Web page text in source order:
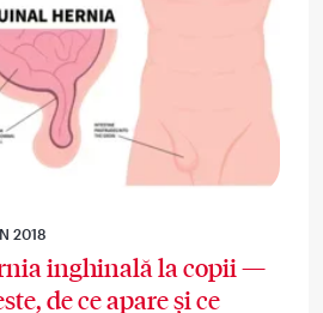
2018
inghinală la copii —
de ce apare și ce